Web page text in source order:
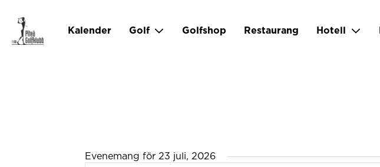
Kalender Golf Golfshop Restaurang Hotell
Evenemang för 23 juli, 2026